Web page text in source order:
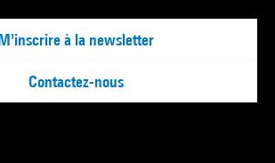
à la newsletter
Contactez-nous